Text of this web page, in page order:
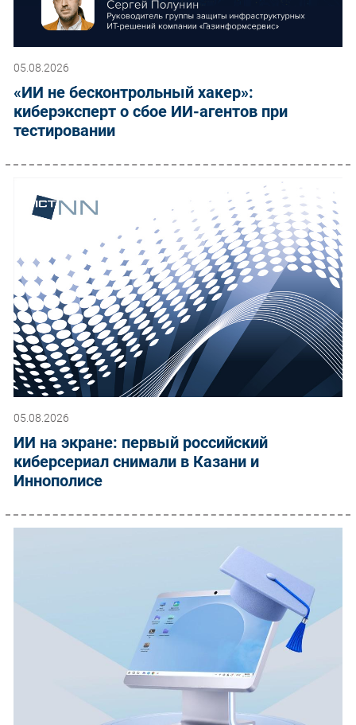
05.08.2026
«ИИ не бесконтрольный хакер»:
киберэксперт о сбое ИИ-агентов при
тестировании
05.08.2026
ИИ на экране: первый российский
киберсериал снимали в Казани и
Иннополисе